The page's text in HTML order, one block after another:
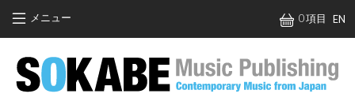
メニュー 0 項目 EN